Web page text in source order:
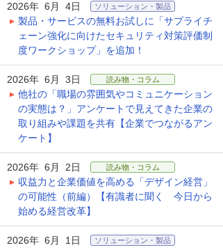
2026年 6月 4日 ソリューション・製品
製品・サービスの無料お試しに「サプライチ
ェーン強化に向けたセキュリティ対策評価制
度ワークショップ」を追加！
2026年 6月 3日 読み物・コラム
他社の「職場の雰囲気やコミュニケーション
の実態は？」アンケートで見えてきた企業の
取り組みや課題を共有【企業でつながるアン
ケート】
2026年 6月 2日 読み物・コラム
収益力と企業価値を高める「デザイン経営」
の可能性（前編）【有識者に聞く 今日から
始める経営改革】
2026年 6月 1日 ソリューション・製品